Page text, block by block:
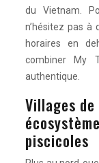
du Vietnam.
n’hésitez pas à
horaires en
combiner My
authentique.
Villages
piscicoles